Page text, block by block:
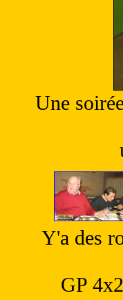
Une
Y'a des
GP